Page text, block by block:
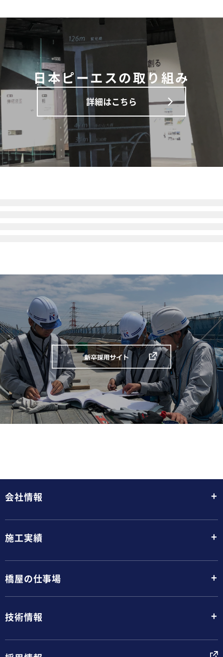
日本ピーエスの取り組み
詳細はこちら
会社情報 +
施工実績 +
橋屋の仕事場 +
技術情報 +